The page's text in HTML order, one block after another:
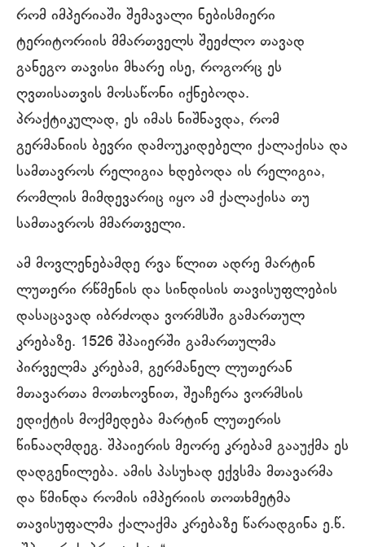
რომ იმპერიაში შემავალი ნებისმიერი
ტერიტორიის მმართველს შეეძლო თავად
განეგო თავისი მხარე ისე, როგორც ეს
ღვთისათვის მოსაწონი იქნებოდა.
პრაქტიკულად, ეს იმას ნიშნავდა, რომ
გერმანიის ბევრი დამოუკიდებელი ქალაქისა და
სამთავროს რელიგია ხდებოდა ის რელიგია,
რომლის მიმდევარიც იყო ამ ქალაქისა თუ
სამთავროს მმართველი.
ამ მოვლენებამდე რვა წლით ადრე მარტინ
ლუთერი რწმენის და სინდისის თავისუფლების
დასაცავად იბრძოდა ვორმსში გამართულ
კრებაზე. 1526 შპაიერში გამართულმა
პირველმა კრებამ, გერმანელ ლუთერან
მთავართა მოთხოვნით, შეაჩერა ვორმსის
ედიქტის მოქმედება მარტინ ლუთერის
წინააღმდეგ. შპაიერის მეორე კრებამ გააუქმა ეს
დადგენილება. ამის პასუხად ექვსმა მთავარმა
და წმინდა რომის იმპერიის თოთხმეტმა
თავისუფალმა ქალაქმა კრებაზე წარადგინა ე.წ.